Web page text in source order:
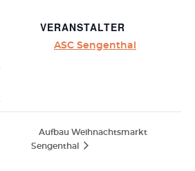
VERANSTALTER
ASC Sengenthal
Aufbau Weihnachtsmarkt
Sengenthal